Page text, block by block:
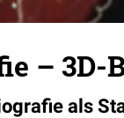
–
als